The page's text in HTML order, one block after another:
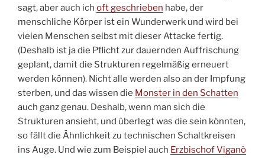
sagt, aber auch ich oft geschrieben habe, der
menschliche Körper ist ein Wunderwerk und wird bei
vielen Menschen selbst mit dieser Attacke fertig.
(Deshalb ist ja die Pflicht zur dauernden Auffrischung
geplant, damit die Strukturen regelmäßig erneuert
werden können). Nicht alle werden also an der Impfung
sterben, und das wissen die Monster in den Schatten
auch ganz genau. Deshalb, wenn man sich die
Strukturen ansieht, und überlegt was die sein könnten,
so fällt die Ähnlichkeit zu technischen Schaltkreisen
ins Auge. Und wie zum Beispiel auch Erzbischof Viganò